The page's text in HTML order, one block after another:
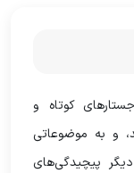
کوتاه و
و به موضوعاتی
پیچیدگی‌های